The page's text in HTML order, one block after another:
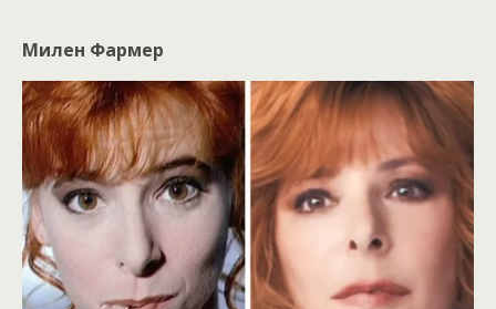
Милен Фармер